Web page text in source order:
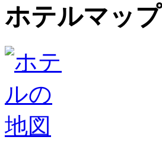
ホテルマップ